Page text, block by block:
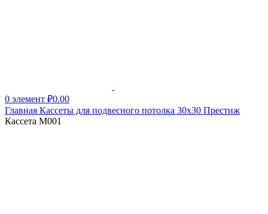
0 элемент ₽0.00
Главная Кассеты для подвесного потолка 30х30 Престиж
Кассета M001